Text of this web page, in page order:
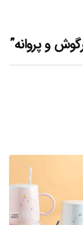
و پروانه”